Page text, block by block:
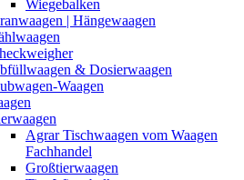
Wiegebalken
| Hängewaagen
& Dosierwaagen
Waagen
Agrar Tischwaagen vom Waagen
Fachhandel
Großtierwaagen